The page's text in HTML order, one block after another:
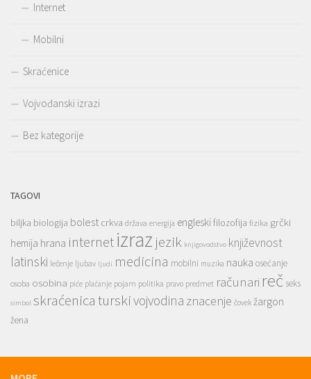
Internet
Mobilni
Skraćenice
Vojvođanski izrazi
Bez kategorije
TAGOVI
biljka biologija bolest crkva država energija engleskifilozofija fizika grčki
hemija hrana internetizraz jezik knjigovodstvo književnost
latinski lečenje ljubav ljudi medicina mobilni muzika nauka osećanje
osoba osobina piće plaćanje pojam politika pravo predmet računari reč seks
simbol skraćenicaturskivojvodina znacenje čovek žargon
žena